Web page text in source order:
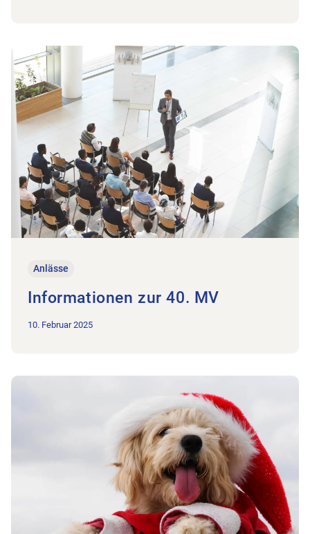
Anlässe
Informationen zur 40. MV
10. Februar 2025
Zum Beitrag Informationen zur 40. MV
Zum Beitrag Fröhliche Weihnachten!